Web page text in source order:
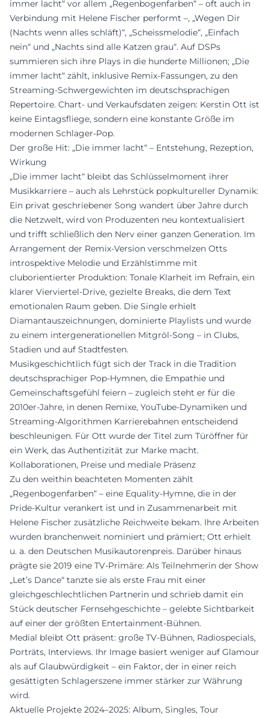
immer lacht“ vor allem „Regenbogenfarben“ – oft auch in
Verbindung mit Helene Fischer performt –, „Wegen Dir
(Nachts wenn alles schläft)“, „Scheissmelodie“, „Einfach
nein“ und „Nachts sind alle Katzen grau“. Auf DSPs
summieren sich ihre Plays in die hunderte Millionen; „Die
immer lacht“ zählt, inklusive Remix-Fassungen, zu den
Streaming-Schwergewichten im deutschsprachigen
Repertoire. Chart- und Verkaufsdaten zeigen: Kerstin Ott ist
keine Eintagsfliege, sondern eine konstante Größe im
modernen Schlager-Pop.
Der große Hit: „Die immer lacht“ – Entstehung, Rezeption,
Wirkung
„Die immer lacht“ bleibt das Schlüsselmoment ihrer
Musikkarriere – auch als Lehrstück popkultureller Dynamik:
Ein privat geschriebener Song wandert über Jahre durch
die Netzwelt, wird von Produzenten neu kontextualisiert
und trifft schließlich den Nerv einer ganzen Generation. Im
Arrangement der Remix-Version verschmelzen Otts
introspektive Melodie und Erzählstimme mit
cluborientierter Produktion: Tonale Klarheit im Refrain, ein
klarer Vierviertel-Drive, gezielte Breaks, die dem Text
emotionalen Raum geben. Die Single erhielt
Diamantauszeichnungen, dominierte Playlists und wurde
zu einem intergenerationellen Mitgröl-Song – in Clubs,
Stadien und auf Stadtfesten.
Musikgeschichtlich fügt sich der Track in die Tradition
deutschsprachiger Pop-Hymnen, die Empathie und
Gemeinschaftsgefühl feiern – zugleich steht er für die
2010er-Jahre, in denen Remixe, YouTube-Dynamiken und
Streaming-Algorithmen Karrierebahnen entscheidend
beschleunigen. Für Ott wurde der Titel zum Türöffner für
ein Werk, das Authentizität zur Marke macht.
Kollaborationen, Preise und mediale Präsenz
Zu den weithin beachteten Momenten zählt
„Regenbogenfarben“ – eine Equality-Hymne, die in der
Pride-Kultur verankert ist und in Zusammenarbeit mit
Helene Fischer zusätzliche Reichweite bekam. Ihre Arbeiten
wurden branchenweit nominiert und prämiert; Ott erhielt
u. a. den Deutschen Musikautorenpreis. Darüber hinaus
prägte sie 2019 eine TV-Primäre: Als Teilnehmerin der Show
„Let’s Dance“ tanzte sie als erste Frau mit einer
gleichgeschlechtlichen Partnerin und schrieb damit ein
Stück deutscher Fernsehgeschichte – gelebte Sichtbarkeit
auf einer der größten Entertainment-Bühnen.
Medial bleibt Ott präsent: große TV-Bühnen, Radiospecials,
Porträts, Interviews. Ihr Image basiert weniger auf Glamour
als auf Glaubwürdigkeit – ein Faktor, der in einer reich
gesättigten Schlagerszene immer stärker zur Währung
wird.
Aktuelle Projekte 2024–2025: Album, Singles, Tour